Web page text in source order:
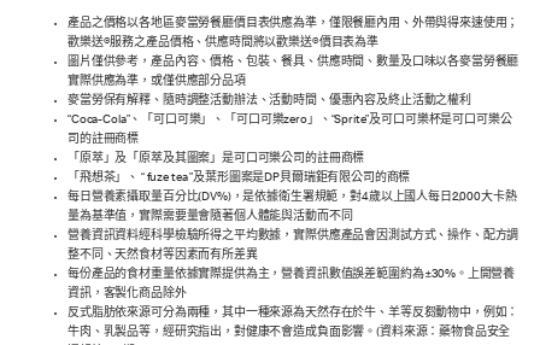
產品之價格以各地區麥當勞餐廳價目表供應為準，僅限餐廳內用、外帶與得來速使用；
歡樂送®服務之產品價格、供應時間將以歡樂送®價目表為準
圖片僅供參考，產品內容、價格、包裝、餐具、供應時間、數量及口味以各麥當勞餐廳
實際供應為準，或僅供應部分品項
麥當勞保有解釋、隨時調整活動辦法、活動時間、優惠內容及終止活動之權利
“Coca-Cola”、「可口可樂」、「可口可樂zero」、“Sprite”及可口可樂杯是可口可樂公
司的註冊商標
「原萃」及「原萃及其圖案」是可口可樂公司的註冊商標
「飛想茶」、 “ fuze tea ”及葉形圖案是DP貝爾瑞鉅有限公司的商標
每日營養素攝取量百分比(DV%)，是依據衛生署規範，對4歲以上國人每日2,000大卡熱
量為基準值，實際需要量會隨著個人體能與活動而不同
營養資訊資料經科學檢驗所得之平均數據，實際供應產品會因測試方式、操作、配方調
整不同、天然食材等因素而有所差異
每份產品的食材重量依據實際提供為主，營養資訊數值誤差範圍約為±30%。上開營養
資訊，客製化商品除外
反式脂肪依來源可分為兩種，其中一種來源為天然存在於牛、羊等反芻動物中，例如：
牛肉、乳製品等，經研究指出，對健康不會造成負面影響。(資料來源：藥物食品安全